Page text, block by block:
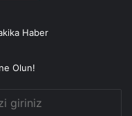
Haber
Olun!